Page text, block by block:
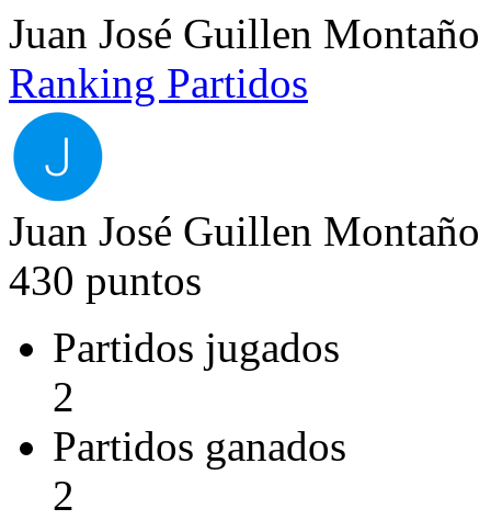
Juan José Guillen Montaño
Ranking Partidos
Juan José Guillen Montaño
430 puntos
Partidos jugados
2
Partidos ganados
2